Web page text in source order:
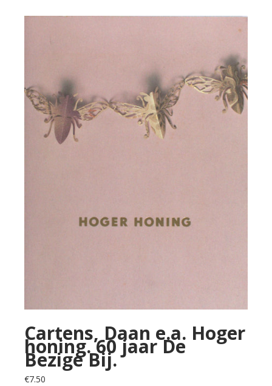
Cartens, Daan e.a. Hoger
honing. 60 jaar De
Bezige Bij.
€7.50